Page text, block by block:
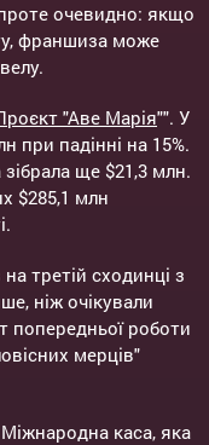
очевидно: якщо
франшиза може
"Аве Марія"". У
при падінні на 15%.
ще $21,3 млн.
$285,1 млн
третій сходинці з
ніж очікували
попередньої роботи
мерців"
каса, яка